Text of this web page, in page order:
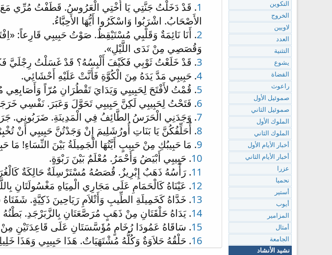
1. قَدْ دَخَلْتُ جَنَّتِي يَا أُخْتِي الْعَرُوسُ. قَطَفْتُ مُرِّي
الأَصْحَابُ. اشْرَبُوا وَاسْكَرُوا أَيُّهَا الأَحِبَّاءُ.
2. أَنَا نَائِمَةٌ وَقَلْبِي مُسْتَيْقِظٌ. صَوْتُ حَبِيبِي قَارِعاً:
وَقُصَصِي مِنْ نَدَى اللَّيْلِ».
3. قَدْ خَلَعْتُ ثَوْبِي فَكَيْفَ أَلْبِسُهُ؟ قَدْ غَسَلْتُ رِجْلَيَّ
4. حَبِيبِي مَدَّ يَدَهُ مِنَ الْكُوَّةِ فَأَنَّتْ عَلَيْهِ أَحْشَائِي.
5. قُمْتُ لأَفْتَحَ لِحَبِيبِي وَيَدَايَ تَقْطُرَانِ مُرّاً
6. فَتَحْتُ لِحَبِيبِي لَكِنَّ حَبِيبِي تَحَوَّلَ وَعَبَرَ. نَفْسِي
7. وَجَدَنِي الْحَرَسُ الطَّائِفُ فِي الْمَدِينَةِ. ضَرَبُونِي.
8. أُحَلِّفُكُنَّ يَا بَنَاتِ أُورُشَلِيمَ إِنْ وَجَدْتُنَّ حَبِيبِي أَنْ
9. مَا حَبِيبُكِ مِنْ حَبِيبٍ أَيَّتُهَا الْجَمِيلَةُ بَيْنَ النِّسَاءِ! مَا
10. حَبِيبِي أَبْيَضُ وَأَحْمَرُ. مُعْلَمٌ بَيْنَ رَبْوَةٍ.
11. رَأْسُهُ ذَهَبٌ إِبْرِيزٌ. قُصَصُهُ مُسْتَرْسِلَةٌ حَالِكَةٌ
12. عَيْنَاهُ كَالْحَمَامِ عَلَى مَجَارِي الْمِيَاهِ مَغْسُولَتَانِ
13. خَدَّاهُ كَخَمِيلَةِ الطِّيبِ وَأَتْلاَمِ رَيَاحِينَ ذَكِيَّةٍ.
14. يَدَاهُ حَلْقَتَانِ مِنْ ذَهَبٍ مُرَصَّعَتَانِ بِالزَّبَرْجَدِ.
15. سَاقَاهُ عَمُودَا رُخَامٍ مُؤَسَّسَتَانِ عَلَى قَاعِدَتَيْنِ مِنْ
16. حَلْقُهُ حَلاَوَةٌ وَكُلُّهُ مُشْتَهَيَاتٌ. هَذَا حَبِيبِي وَهَذَا
التكوين
الخروج
لاويين
العدد
التثنية
يشوع
القضاة
راعوث
صموئيل الأول
صموئيل الثاني
الملوك الأول
الملوك الثاني
أخبار الأيام الأول
أخبار الأيام الثاني
عزرا
نحميا
أستير
أيوب
المزامير
أمثال
الجامعة
نشيد الأنشاد